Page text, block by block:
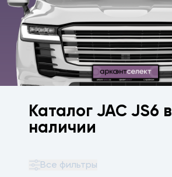
Каталог JAC JS6 в
наличии
Все фильтры